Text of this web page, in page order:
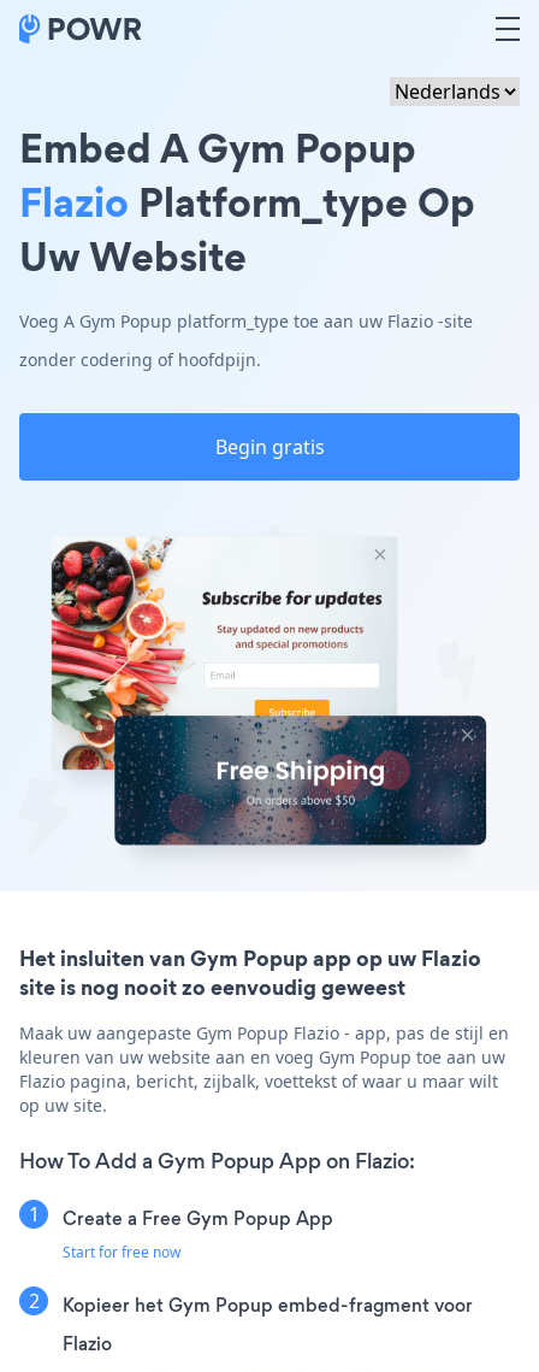
Embed A Gym Popup
Flazio Platform_type Op
Uw Website
Voeg A Gym Popup platform_type toe aan uw Flazio -site
zonder codering of hoofdpijn.
Begin gratis
Het insluiten van Gym Popup app op uw Flazio
site is nog nooit zo eenvoudig geweest
Maak uw aangepaste Gym Popup Flazio - app, pas de stijl en
kleuren van uw website aan en voeg Gym Popup toe aan uw
Flazio pagina, bericht, zijbalk, voettekst of waar u maar wilt
op uw site.
How To Add a Gym Popup App on Flazio:
Create a Free Gym Popup App
Start for free now
Kopieer het Gym Popup embed-fragment voor
Flazio